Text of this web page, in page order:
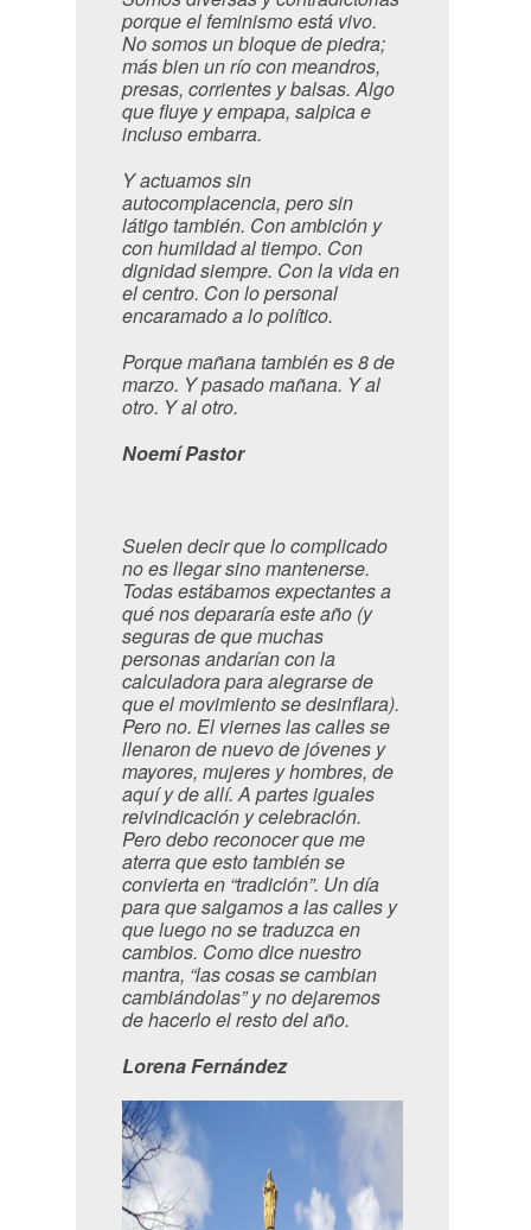
porque el feminismo está vivo.
No somos un bloque de piedra;
más bien un río con meandros,
presas, corrientes y balsas. Algo
que fluye y empapa, salpica e
incluso embarra.
Y actuamos sin
autocomplacencia, pero sin
látigo también. Con ambición y
con humildad al tiempo. Con
dignidad siempre. Con la vida en
el centro. Con lo personal
encaramado a lo político.
Porque mañana también es 8 de
marzo. Y pasado mañana. Y al
otro. Y al otro.
Noemí Pastor
Suelen decir que lo complicado
no es llegar sino mantenerse.
Todas estábamos expectantes a
qué nos depararía este año (y
seguras de que muchas
personas andarían con la
calculadora para alegrarse de
que el movimiento se desinflara).
Pero no. El viernes las calles se
llenaron de nuevo de jóvenes y
mayores, mujeres y hombres, de
aquí y de allí. A partes iguales
reivindicación y celebración.
Pero debo reconocer que me
aterra que esto también se
convierta en “tradición”. Un día
para que salgamos a las calles y
que luego no se traduzca en
cambios. Como dice nuestro
mantra, “las cosas se cambian
cambiándolas” y no dejaremos
de hacerlo el resto del año.
Lorena Fernández